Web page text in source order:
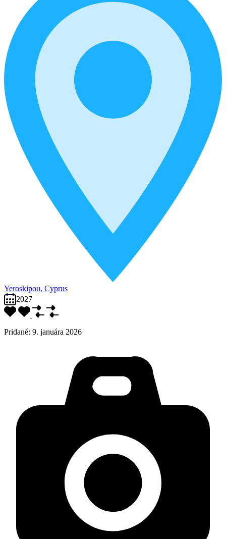
Yeroskipou, Cyprus
2027
Pridané: 9. januára 2026